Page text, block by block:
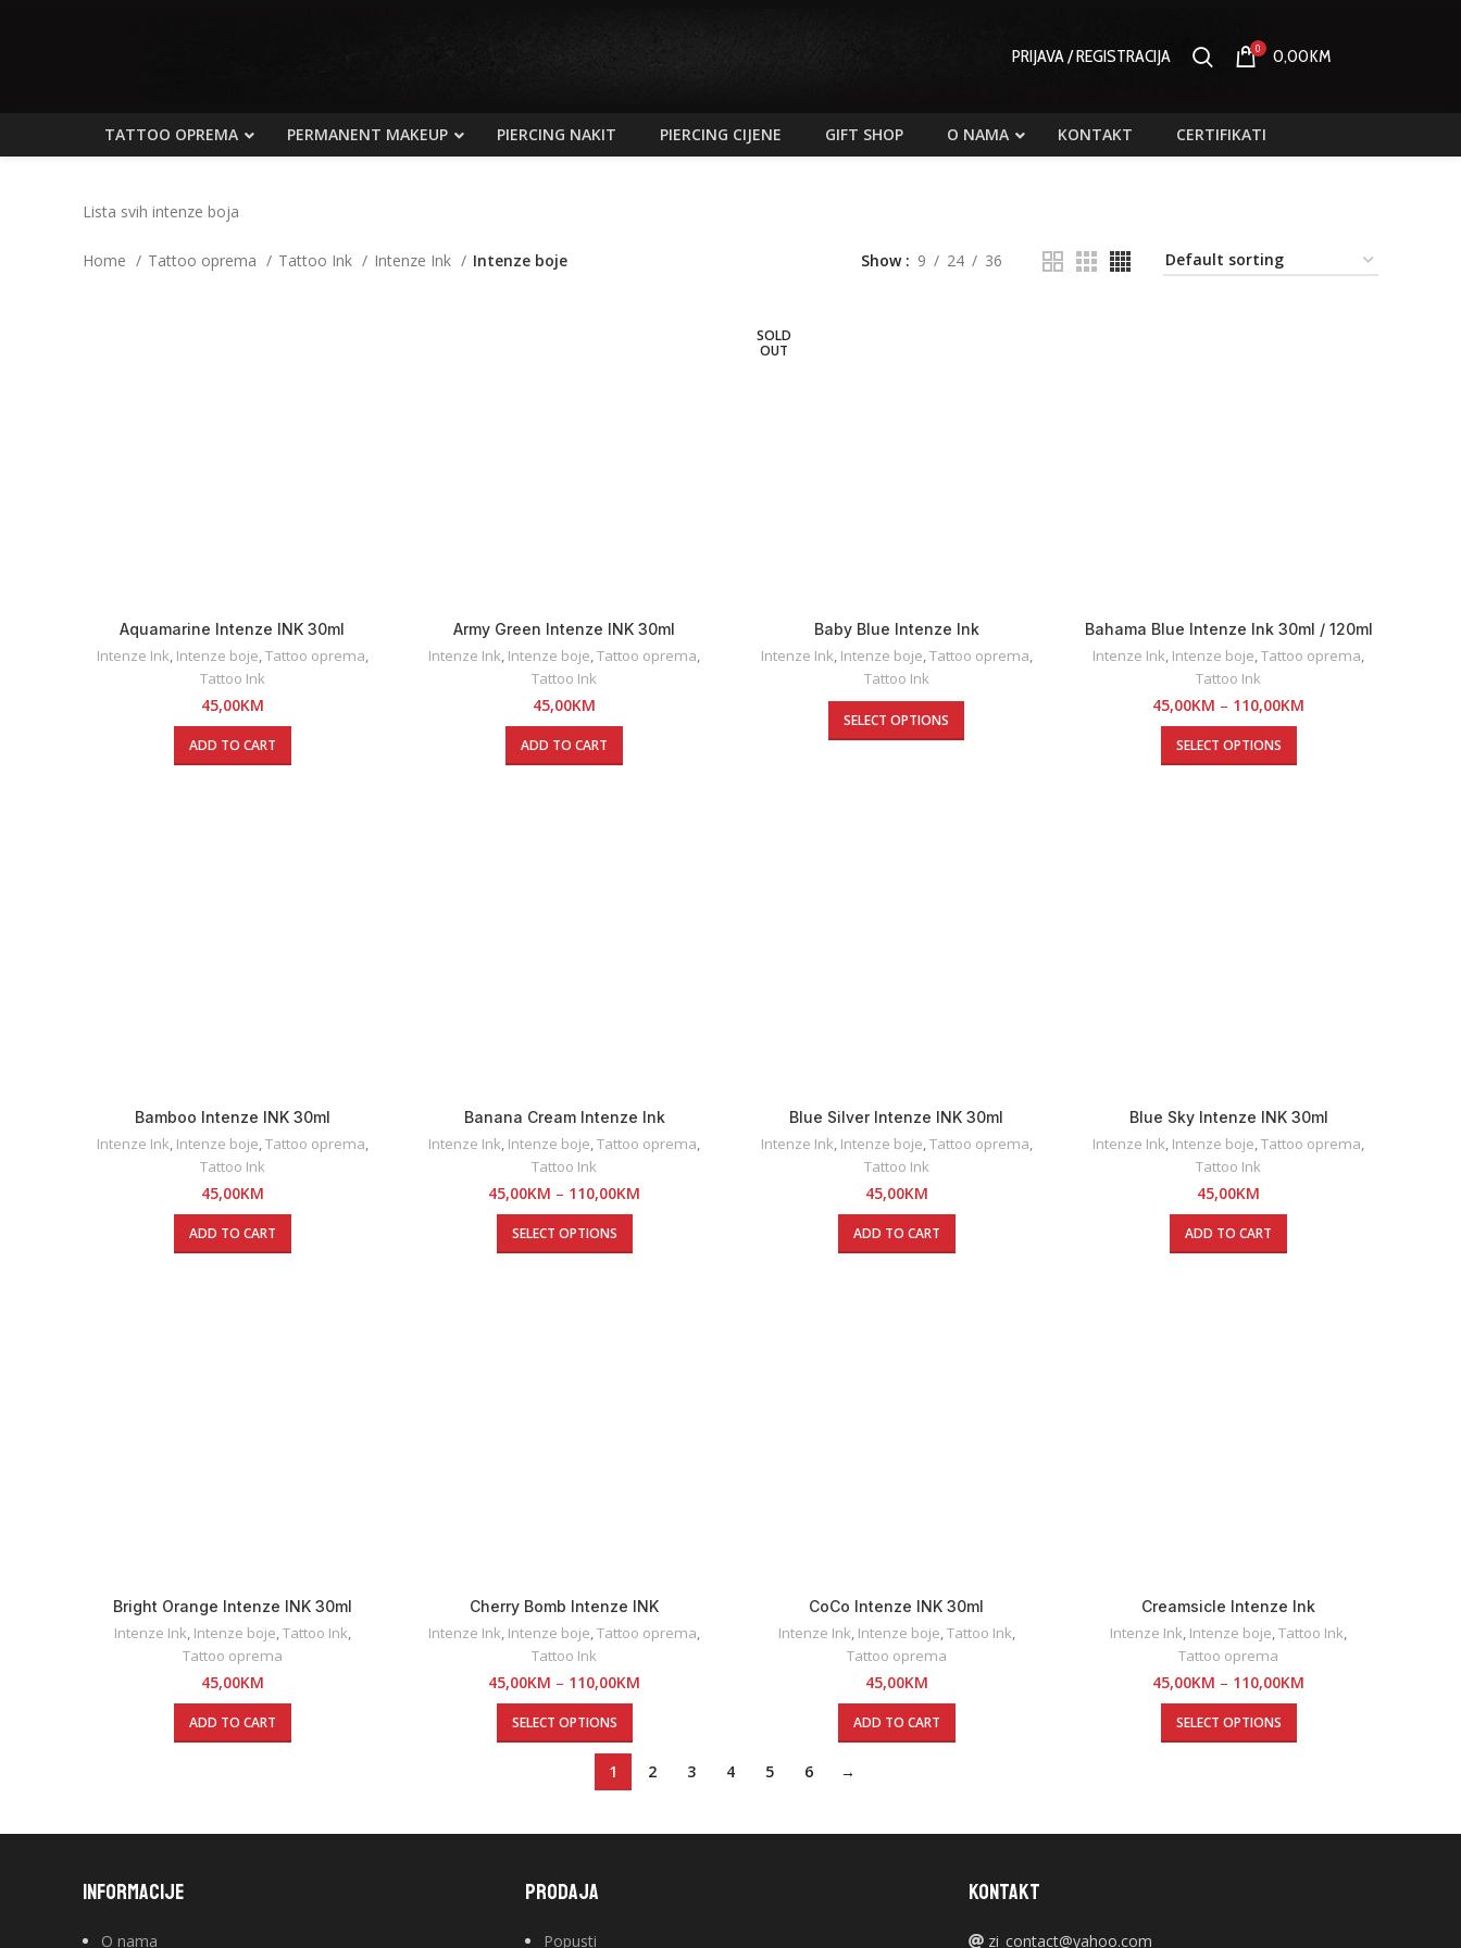
PRIJAVA / REGISTRACIJA 0 0,00KM
TATTOO OPREMA PERMANENT MAKEUP PIERCING NAKIT PIERCING CIJENE GIFT SHOP O NAMA KONTAKT CERTIFIKATI
Lista svih intenze boja
Home Tattoo oprema Tattoo Ink Intenze Ink Intenze boje Show 9 24 36
Aquamarine Intenze INK 30ml
Intenze Ink Intenze boje Tattoo oprema
Tattoo Ink
45,00KM
ADD TO CART
Army Green Intenze INK 30ml
Intenze Ink Intenze boje ,Tattoo oprema
Tattoo Ink
45,00KM
ADD TO CART
SOLD
OUT
Baby Blue Intenze Ink
Intenze Ink Intenze boje Tattoo oprema
Tattoo Ink
SELECT OPTIONS
Bahama Blue Intenze Ink 30ml / 120ml
Intenze Ink Intenze boje ,Tattoo oprema
Tattoo Ink
45,00KM – 110,00KM
SELECT OPTIONS
Bamboo Intenze INK 30ml
Intenze Ink, Intenze boje,Tattoo oprema,
Tattoo Ink
45,00KM
ADD TO CART
Banana Cream Intenze Ink
Intenze Ink, Intenze boje,Tattoo oprema,
Tattoo Ink
45,00KM – 110,00KM
SELECT OPTIONS
Blue Silver Intenze INK 30ml
Intenze Ink, Intenze boje,Tattoo oprema,
Tattoo Ink
45,00KM
ADD TO CART
Blue Sky Intenze INK 30ml
Intenze Ink, Intenze boje,Tattoo oprema,
Tattoo Ink
45,00KM
ADD TO CART
Bright Orange Intenze INK 30ml
Intenze Ink Intenze boje Tattoo Ink
Tattoo oprema
45,00KM
ADD TO CART
Cherry Bomb Intenze INK
Intenze Ink Intenze boje ,Tattoo oprema
Tattoo Ink
45,00KM – 110,00KM
SELECT OPTIONS
CoCo Intenze INK 30ml
Intenze Ink Intenze boje Tattoo Ink
Tattoo oprema
45,00KM
ADD TO CART
Creamsicle Intenze Ink
Intenze Ink Intenze boje ,Tattoo Ink
Tattoo oprema
45,00KM – 110,00KM
SELECT OPTIONS
1 2 3 4 5 6 →
INFORMACIJE
O nama
PRODAJA
Popusti
KONTAKT
zi_contact@yahoo.com